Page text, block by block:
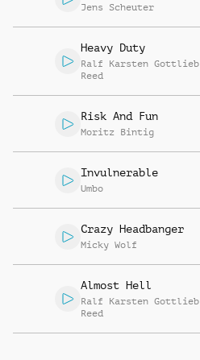
Jens Scheuter
Heavy Duty
Ralf Karsten Gottlieb
Reed
Risk And Fun
Moritz Bintig
Invulnerable
Umbo
Crazy Headbanger
Micky Wolf
Almost Hell
Ralf Karsten Gottlieb
Reed